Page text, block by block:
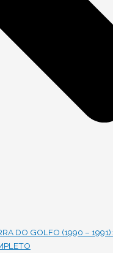
DO GOLFO (1990 – 1991):